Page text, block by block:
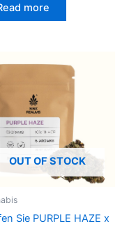
more
OUT OF STOCK
Sie PURPLE HAZE x